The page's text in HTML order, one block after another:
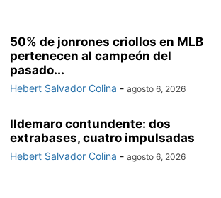
50% de jonrones criollos en MLB
pertenecen al campeón del
pasado...
Hebert Salvador Colina - agosto 6, 2026
Ildemaro contundente: dos
extrabases, cuatro impulsadas
Hebert Salvador Colina - agosto 6, 2026